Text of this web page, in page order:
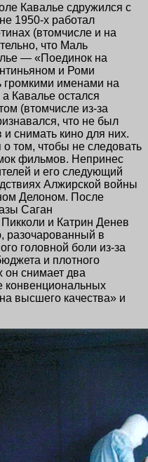
Кавалье сдружился с
1950-х работал
(втомчисле и на
что Маль
— «Поединок на
и Роми
именами на
Кавалье остался
(втомчисле из-за
что не был
и снимать кино для них.
том, чтобы не следовать
фильмов. Непринес
и его следующий
Алжирской войны
Делоном. После
Саган
и Катрин Денев
разочарованный в
головной боли из-за
и плотного
он снимает два
конвенциональных
высшего качества» и